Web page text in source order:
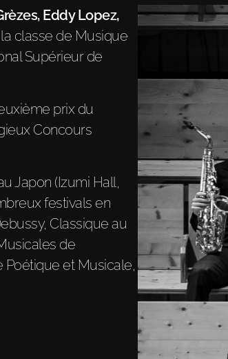
Eddy Lopez,
classe de Musique
Supérieur de
prix du
Concours
Japon (Izumi Hall,
festivals en
Classique au
de
Poétique et Musicale,